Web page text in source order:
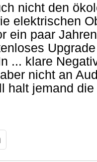
nicht den
elektrischen
ein paar
... klare
nicht an
halt jemand